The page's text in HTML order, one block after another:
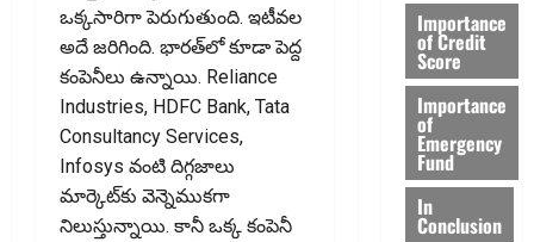
ఒక్కసారిగా పెరుగుతుంది. ఇటీవల
అదే జరిగింది. భారత్‌లో కూడా పెద్ద
కంపెనీలు ఉన్నాయి. Reliance
Industries, HDFC Bank, Tata
Consultancy Services,
Infosys వంటి దిగ్గజాలు
మార్కెట్‌కు వెన్నెముకగా
నిలుస్తున్నాయి. కానీ ఒక్క కంపెనీ
Importance
of Credit
Score
Importance
of
Emergency
Fund
In
Conclusion